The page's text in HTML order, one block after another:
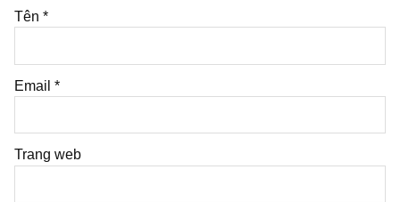
Tên *
Email *
Trang web